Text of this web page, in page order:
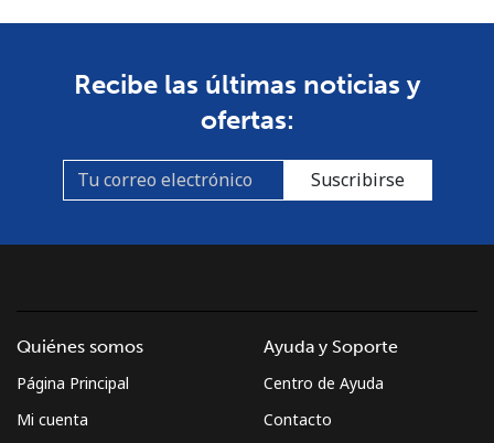
Recibe las últimas noticias y
ofertas:
Suscribirse
Quiénes somos
Página Principal
Mi cuenta
Ayuda y Soporte
Centro de Ayuda
Contacto